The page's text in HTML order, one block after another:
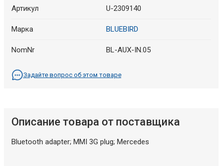
Артикул U-2309140
Марка BLUEBIRD
NomNr BL-AUX-IN.05
Задайте вопрос об этом товаре
Описание товара от поставщика
Bluetooth adapter; MMI 3G plug; Mercedes